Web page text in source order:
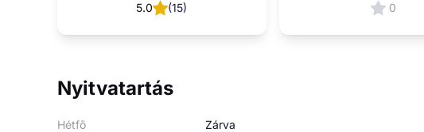
5.0 (15) 0
Nyitvatartás
Hétfő
Zárva